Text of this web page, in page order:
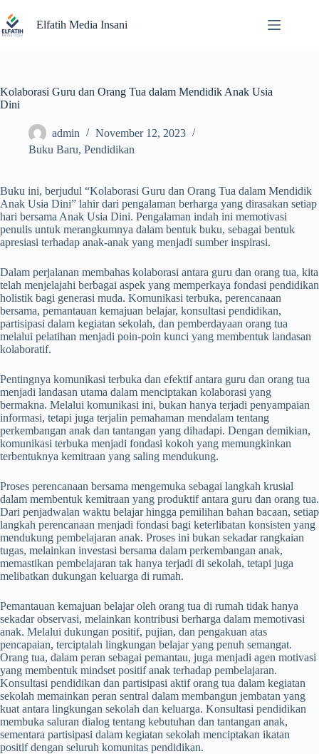
to
content
Elfatih Media Insani
Kolaborasi Guru dan Orang Tua dalam Mendidik Anak Usia
Dini
admin
November 12, 2023
Buku Baru, Pendidikan
Buku ini, berjudul “Kolaborasi Guru dan Orang Tua dalam Mendidik
Anak Usia Dini” lahir dari pengalaman berharga yang dirasakan setiap
hari bersama Anak Usia Dini. Pengalaman indah ini memotivasi
penulis untuk merangkumnya dalam bentuk buku, sebagai bentuk
apresiasi terhadap anak-anak yang menjadi sumber inspirasi.
Dalam perjalanan membahas kolaborasi antara guru dan orang tua, kita
telah menjelajahi berbagai aspek yang memperkaya fondasi pendidikan
holistik bagi generasi muda. Komunikasi terbuka, perencanaan
bersama, pemantauan kemajuan belajar, konsultasi pendidikan,
partisipasi dalam kegiatan sekolah, dan pemberdayaan orang tua
melalui pelatihan menjadi poin-poin kunci yang membentuk landasan
kolaboratif.
Pentingnya komunikasi terbuka dan efektif antara guru dan orang tua
menjadi landasan utama dalam menciptakan kolaborasi yang
bermakna. Melalui komunikasi ini, bukan hanya terjadi penyampaian
informasi, tetapi juga terjalin pemahaman mendalam tentang
perkembangan anak dan tantangan yang dihadapi. Dengan demikian,
komunikasi terbuka menjadi fondasi kokoh yang memungkinkan
terbentuknya kemitraan yang saling mendukung.
Proses perencanaan bersama mengemuka sebagai langkah krusial
dalam membentuk kemitraan yang produktif antara guru dan orang tua.
Dari penjadwalan waktu belajar hingga pemilihan bahan bacaan, setiap
langkah perencanaan menjadi fondasi bagi keterlibatan konsisten yang
mendukung pembelajaran anak. Proses ini bukan sekadar rangkaian
tugas, melainkan investasi bersama dalam perkembangan anak,
memastikan pembelajaran tak hanya terjadi di sekolah, tetapi juga
melibatkan dukungan keluarga di rumah.
Pemantauan kemajuan belajar oleh orang tua di rumah tidak hanya
sekadar observasi, melainkan kontribusi berharga dalam memotivasi
anak. Melalui dukungan positif, pujian, dan pengakuan atas
pencapaian, terciptalah lingkungan belajar yang penuh semangat.
Orang tua, dalam peran sebagai pemantau, juga menjadi agen motivasi
yang membentuk mindset positif anak terhadap pembelajaran.
Konsultasi pendidikan dan partisipasi aktif orang tua dalam kegiatan
sekolah memainkan peran sentral dalam membangun jembatan yang
kuat antara lingkungan sekolah dan keluarga. Konsultasi pendidikan
membuka saluran dialog tentang kebutuhan dan tantangan anak,
sementara partisipasi dalam kegiatan sekolah menciptakan ikatan
positif dengan seluruh komunitas pendidikan.